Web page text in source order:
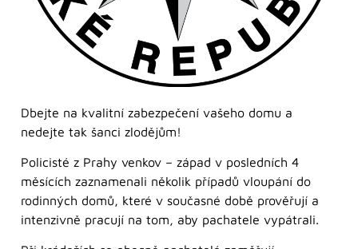
Dbejte na kvalitní zabezpečení vašeho domu a
nedejte tak šanci zlodějům!
Policisté z Prahy venkov – západ v posledních 4
měsících zaznamenali několik případů vloupání do
rodinných domů, které v současné době prověřují a
intenzivně pracují na tom, aby pachatele vypátrali.